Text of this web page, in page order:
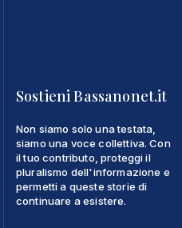
Sostieni Bassanonet.it
Non siamo solo una testata,
siamo una voce collettiva. Con
il tuo contributo, proteggi il
pluralismo dell'informazione e
permetti a queste storie di
continuare a esistere.